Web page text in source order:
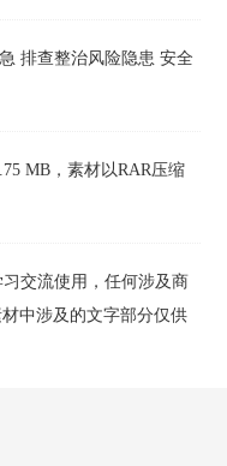
排查整治风险隐患 安全
MB，素材以RAR压缩
交流使用，任何涉及商
中涉及的文字部分仅供